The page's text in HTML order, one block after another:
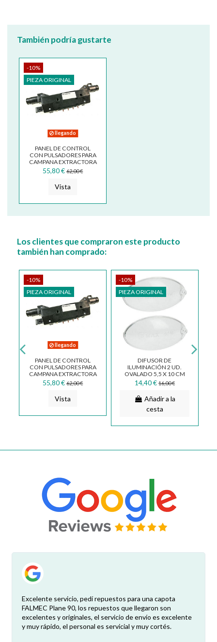
También podría gustarte
-10%
PIEZA ORIGINAL
llegando
PANEL DE CONTROL
CON PULSADORES PARA
CAMPANA EXTRACTORA
FABER FRANKE
SYNTHESIS 4270825...
55,80 € 62,00 €
Vista
Los clientes que compraron este producto
también han comprado:
-10%
PIEZA ORIGINAL
llegando
PANEL DE CONTROL
CON PULSADORES PARA
CAMPANA EXTRACTORA
FABER FRANKE
SYNTHESIS 4270825...
55,80 € 62,00 €
Vista
-10%
PIEZA ORIGINAL
DIFUSOR DE
ILUMINACIÓN 2 UD.
OVALADO 5,5 X 10 CM
PARA CAMPANA
133.0058.595
14,40 € 16,00 €
Añadir a la
cesta
Excelente servicio, pedí repuestos para una capota
FALMEC Plane 90, los repuestos que llegaron son
excelentes y originales, el servicio de envío es excelente
y muy rápido, el personal es servicial y muy cortés.